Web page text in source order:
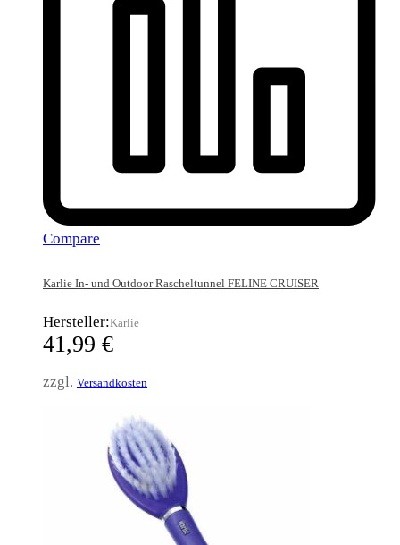
Compare
Karlie In- und Outdoor Rascheltunnel FELINE CRUISER
Hersteller:Karlie
41,99 €
zzgl. Versandkosten